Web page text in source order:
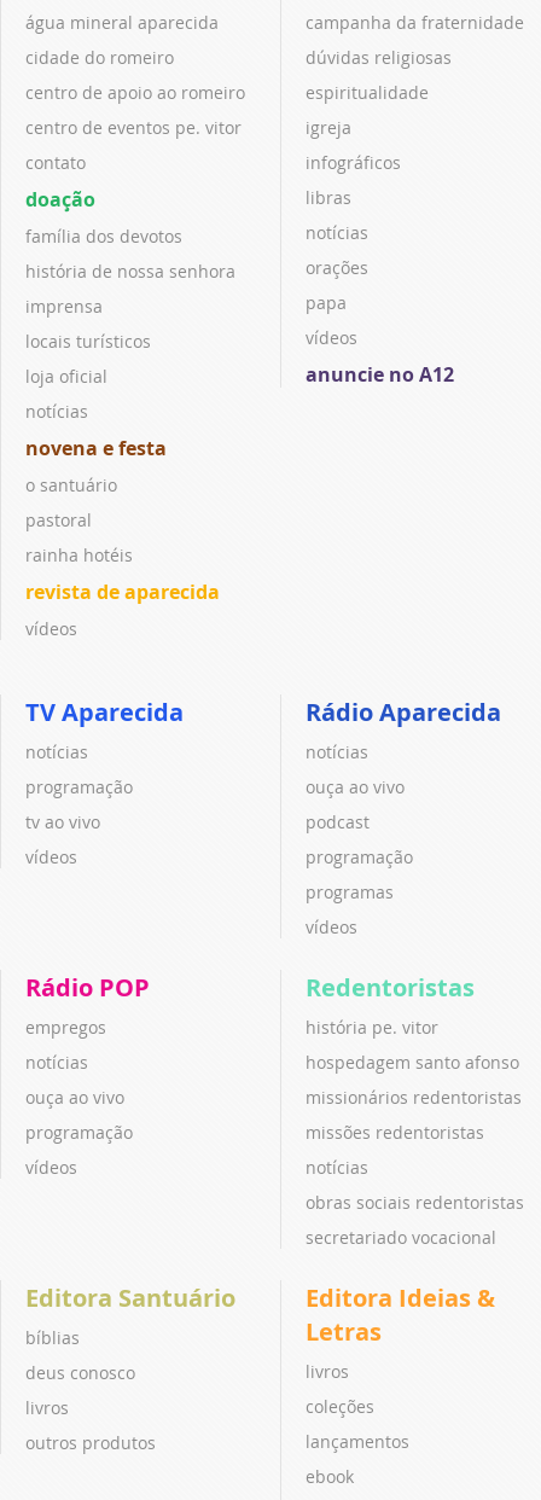
água mineral aparecida
cidade do romeiro
centro de apoio ao romeiro
centro de eventos pe. vitor
contato
doação
família dos devotos
história de nossa senhora
imprensa
locais turísticos
loja oficial
notícias
novena e festa
o santuário
pastoral
rainha hotéis
revista de aparecida
vídeos
campanha da fraternidade
dúvidas religiosas
espiritualidade
igreja
infográficos
libras
notícias
orações
papa
vídeos
anuncie no A12
TV Aparecida
notícias
programação
tv ao vivo
vídeos
Rádio Aparecida
notícias
ouça ao vivo
podcast
programação
programas
vídeos
Rádio POP
empregos
notícias
ouça ao vivo
programação
vídeos
Redentoristas
história pe. vitor
hospedagem santo afonso
missionários redentoristas
missões redentoristas
notícias
obras sociais redentoristas
secretariado vocacional
Editora Santuário
bíblias
deus conosco
livros
outros produtos
Editora Ideias &
Letras
livros
coleções
lançamentos
ebook